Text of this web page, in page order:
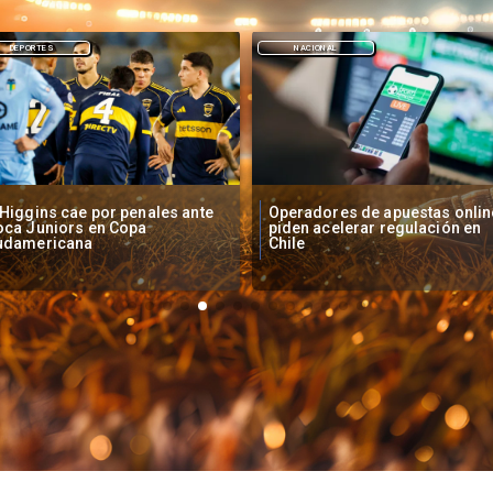
de apuestas online
acelerar regulación en
NACIONAL
Fallece Lucy López Cruz,
primera medallista chilena en
Juegos Panamericanos
DEPORTES